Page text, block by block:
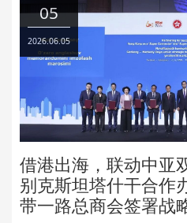
05
2026.06.05
借港出海，联动中亚
别克斯坦塔什干合作
带一路总商会签署战